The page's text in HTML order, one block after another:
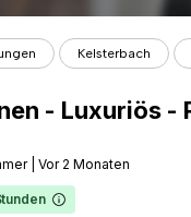
Kelsterbach
Vor 2 Monaten